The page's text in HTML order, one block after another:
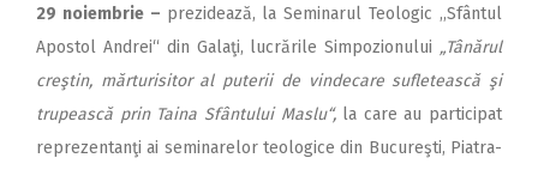
29 noiembrie – prezidează, la Seminarul Teologic ,,Sfântul
Apostol Andrei“ din Galaţi, lucrările Simpozionului „Tânărul
creştin, mărturisitor al puterii de vindecare sufletească şi
trupească prin Taina Sfântului Maslu“, la care au participat
reprezentanţi ai seminarelor teologice din Bucureşti, Piatra-